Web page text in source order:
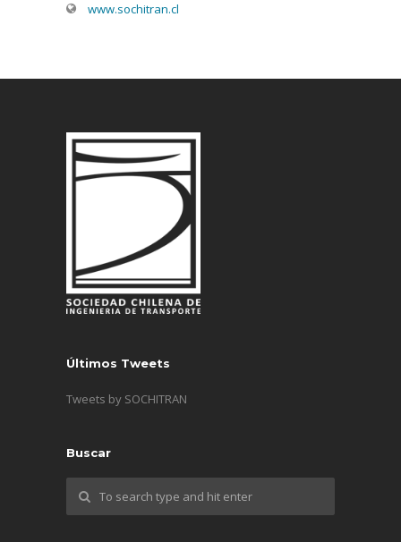
www.sochitran.cl
Últimos Tweets
Tweets by SOCHITRAN
Buscar